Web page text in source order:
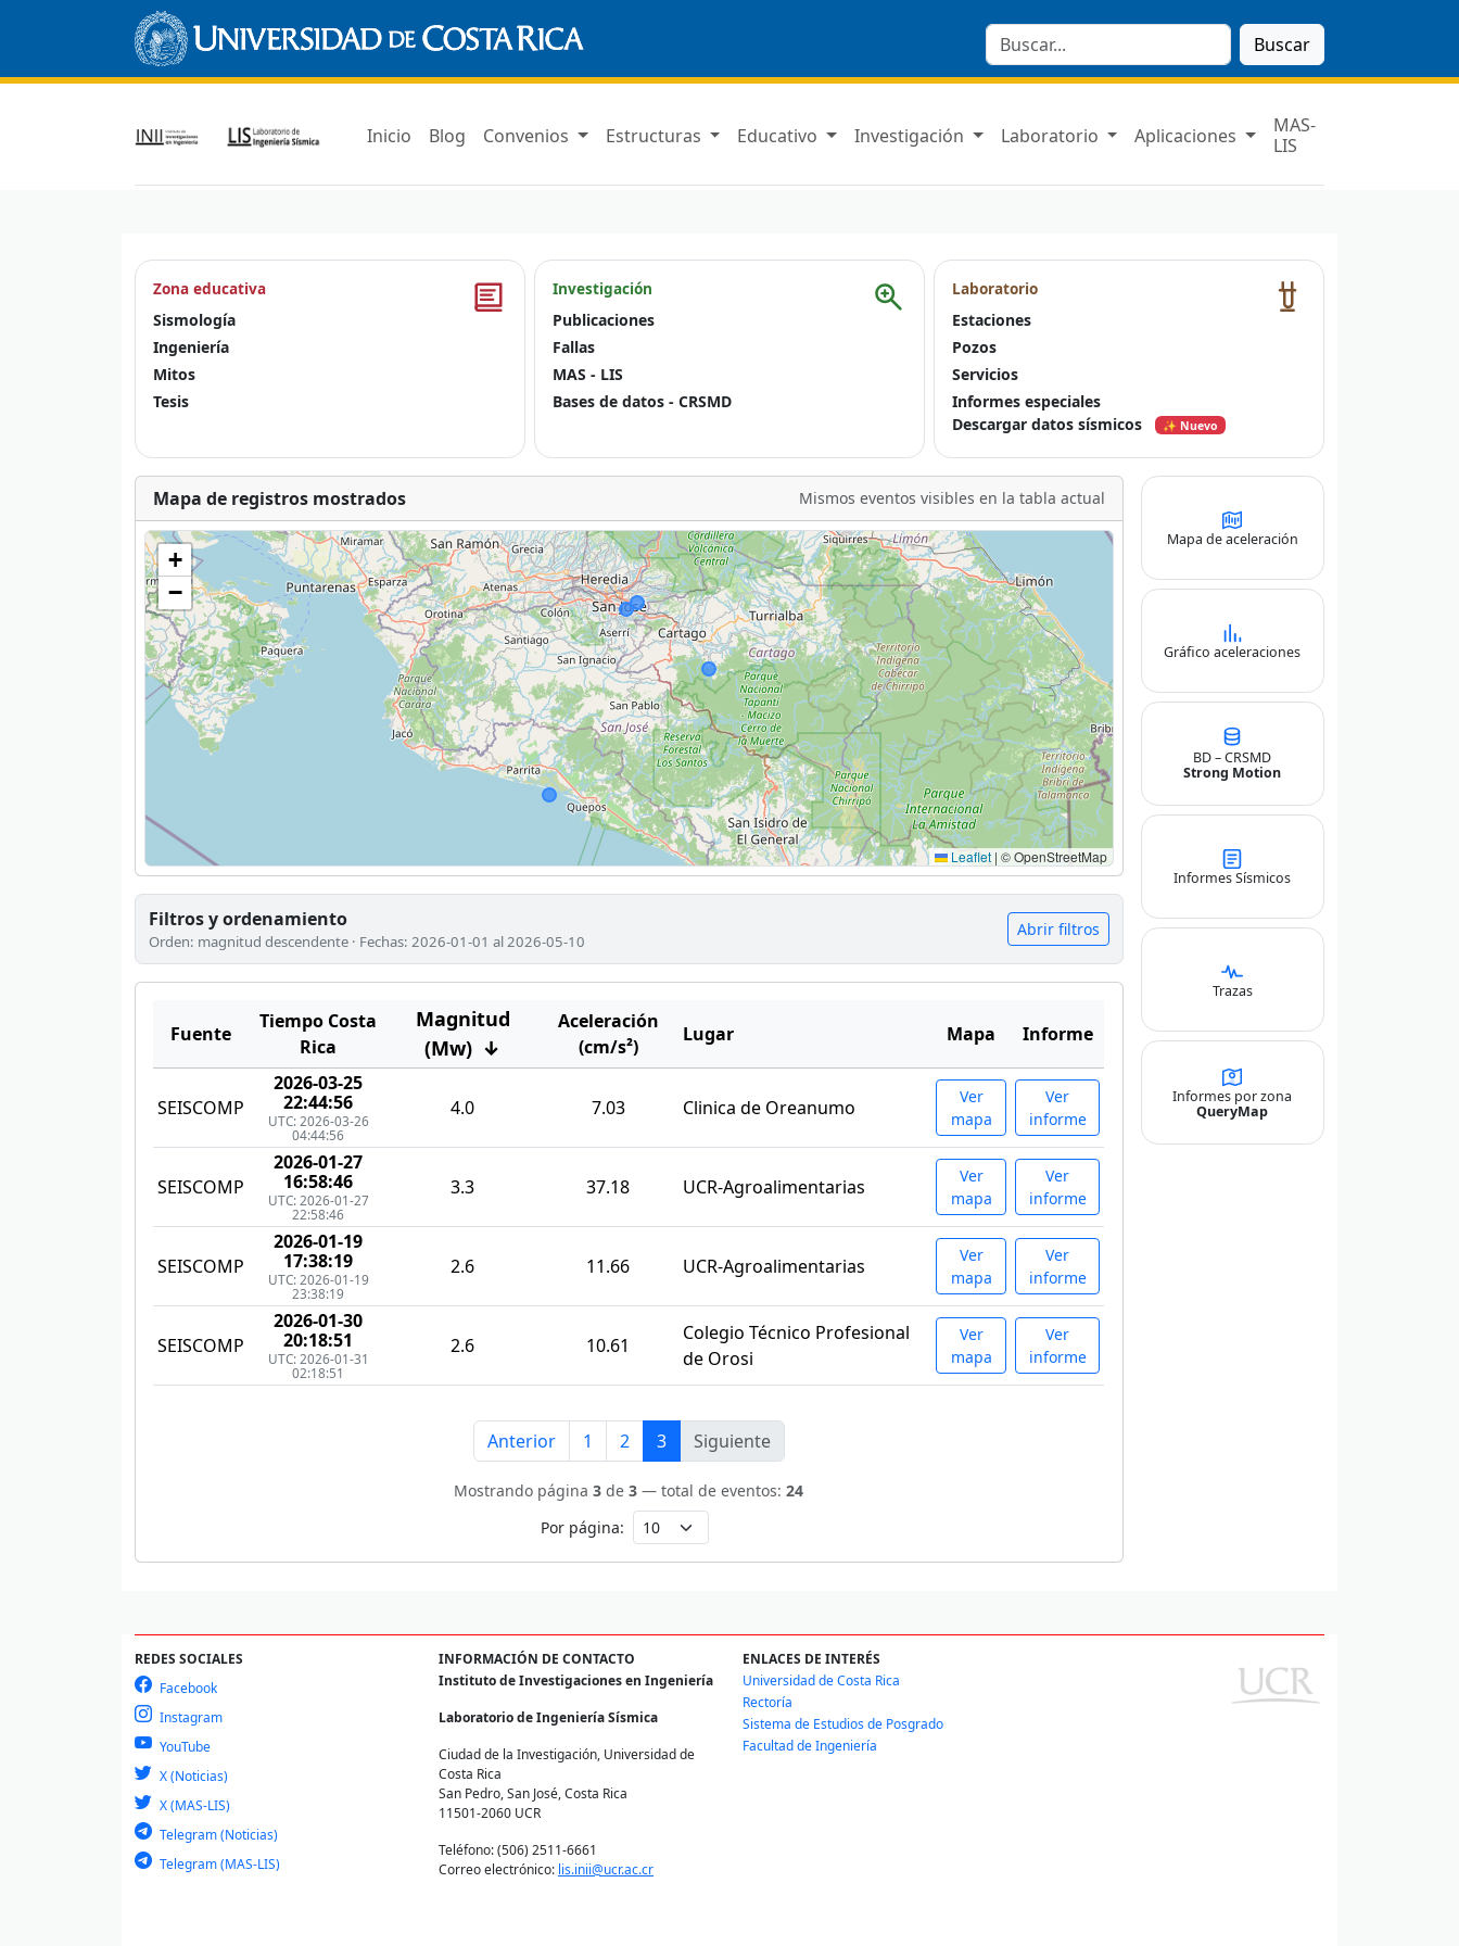
Buscar
Inicio Blog Convenios Estructuras Educativo Investigación Laboratorio Aplicaciones
MAS-
LIS
Zona educativa
Sismología
Ingeniería
Mitos
Tesis
Investigación
Publicaciones
Fallas
MAS - LIS
Bases de datos - CRSMD
Laboratorio
Estaciones
Pozos
Servicios
Informes especiales
Descargar datos sísmicos
✨ Nuevo
Mapa de registros mostrados Mismos eventos visibles en la tabla actual
+
−
Leaflet | © OpenStreetMap
Filtros y ordenamiento
Orden: magnitud descendente · Fechas: 2026-01-01 al 2026-05-10
Abrir filtros
Fuente
Tiempo Costa
Rica
Magnitud
(Mw) ↓
Aceleración
(cm/s²)
Lugar Mapa Informe
SEISCOMP
2026-03-25
22:44:56
UTC: 2026-03-26
04:44:56
4.0 7.03 Clinica de Oreanumo
Ver
mapa
Ver
informe
SEISCOMP
2026-01-27
16:58:46
UTC: 2026-01-27
22:58:46
3.3 37.18 UCR-Agroalimentarias
Ver
mapa
Ver
informe
SEISCOMP
2026-01-19
17:38:19
UTC: 2026-01-19
23:38:19
2.6 11.66 UCR-Agroalimentarias
Ver
mapa
Ver
informe
SEISCOMP
2026-01-30
20:18:51
UTC: 2026-01-31
02:18:51
2.6 10.61
Colegio Técnico Profesional
de Orosi
Ver
mapa
Ver
informe
Anterior 1 2 3 Siguiente
Mostrando página3 de3 — total de eventos:24
Por página:
Mapa de aceleración
Gráfico aceleraciones
BD – CRSMD
Strong Motion
Informes Sísmicos
Trazas
Informes por zona
QueryMap
REDES SOCIALES
Facebook
Instagram
YouTube
X (Noticias)
X (MAS-LIS)
Telegram (Noticias)
Telegram (MAS-LIS)
INFORMACIÓN DE CONTACTO
Instituto de Investigaciones en Ingeniería
Laboratorio de Ingeniería Sísmica
Ciudad de la Investigación, Universidad de
Costa Rica
San Pedro, San José, Costa Rica
11501-2060 UCR
Teléfono: (506) 2511-6661
Correo electrónico: lis.inii@ucr.ac.cr
ENLACES DE INTERÉS
Universidad de Costa Rica
Rectoría
Sistema de Estudios de Posgrado
Facultad de Ingeniería